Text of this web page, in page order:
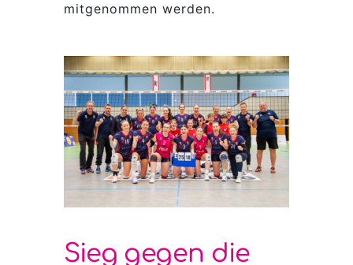
mitgenommen werden.
Sieg gegen die